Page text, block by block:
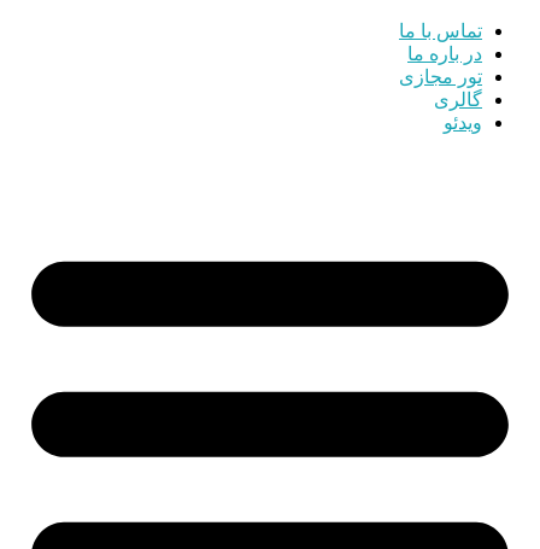
تماس با ما
در باره ما
تور مجازی
گالری
ویدئو